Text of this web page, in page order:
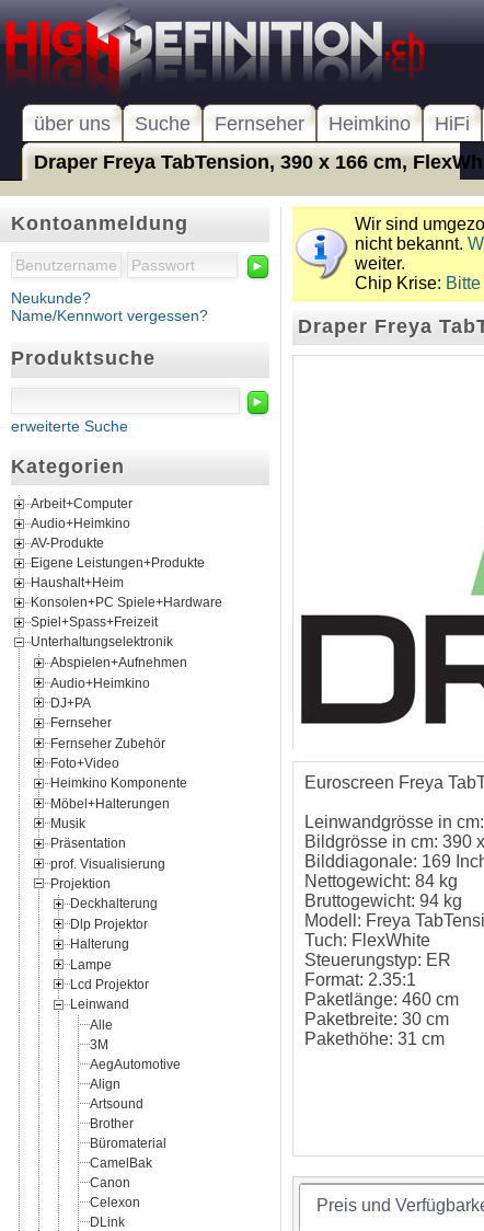
über uns Suche Fernseher Heimkino HiFi
Draper Freya TabTension, 390 x 166 cm,
Kontoanmeldung
►
Neukunde?
Name/Kennwort vergessen?
Produktsuche
►
erweiterte Suche
Kategorien
Arbeit+Computer
Audio+Heimkino
AV-Produkte
Eigene Leistungen+Produkte
Haushalt+Heim
Konsolen+PC Spiele+Hardware
Spiel+Spass+Freizeit
Unterhaltungselektronik
Abspielen+Aufnehmen
Audio+Heimkino
DJ+PA
Fernseher
Fernseher Zubehör
Foto+Video
Heimkino Komponente
Möbel+Halterungen
Musik
Präsentation
prof. Visualisierung
Projektion
Deckhalterung
Dlp Projektor
Halterung
Lampe
Lcd Projektor
Leinwand
Alle
3M
AegAutomotive
Align
Artsound
Brother
Büromaterial
CamelBak
Canon
Celexon
DLink
Wir sind
nicht bekannt.
weiter.
Chip Krise:
Draper Freya
Euroscreen Freya
Leinwandgrösse in
Bildgrösse in cm: 390
Bilddiagonale: 169
Nettogewicht: 84 kg
Bruttogewicht: 94 kg
Modell: Freya
Tuch: FlexWhite
Steuerungstyp: ER
Format: 2.35:1
Paketlänge: 460 cm
Paketbreite: 30 cm
Pakethöhe: 31 cm
Preis und